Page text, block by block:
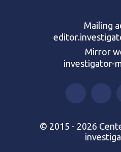
Mailing
Mirror
investigator-
© 2015 - 2026